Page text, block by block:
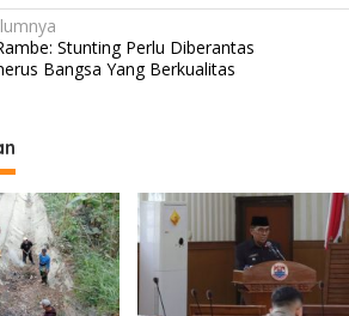
Stunting Perlu Diberantas
Bangsa Yang Berkualitas